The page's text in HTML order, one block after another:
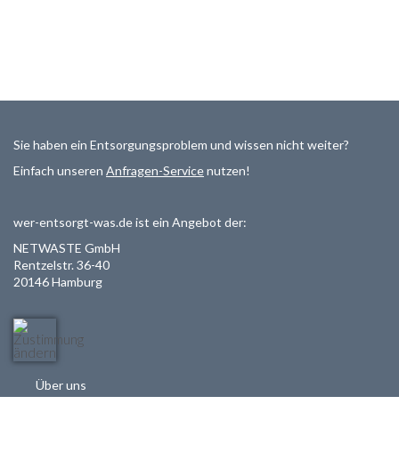
Sie haben ein Entsorgungsproblem und wissen nicht weiter?
Einfach unseren Anfragen-Servicenutzen!
wer-entsorgt-was.de ist ein Angebot der:
NETWASTE GmbH
Rentzelstr. 36-40
20146 Hamburg
Über uns